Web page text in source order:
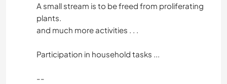
A small stream is to be freed from proliferating
plants.
and much more activities . . .
Participation in household tasks ...
--